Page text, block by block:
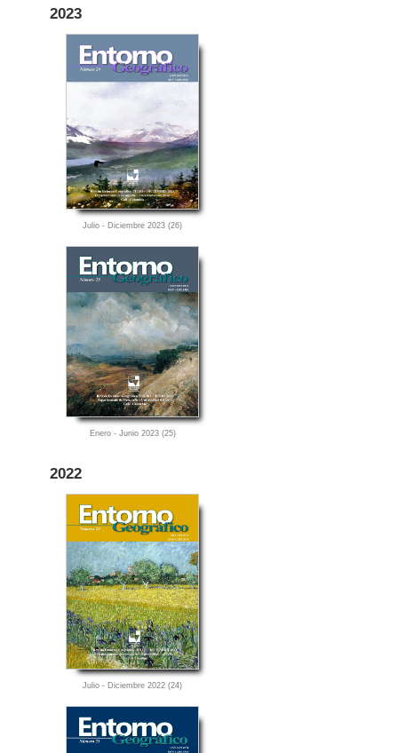
2023
Julio - Diciembre 2023 (26)
Enero - Junio 2023 (25)
2022
Julio - Diciembre 2022 (24)